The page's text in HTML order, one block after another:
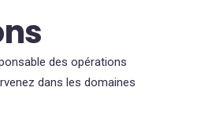
des opérations
dans les domaines